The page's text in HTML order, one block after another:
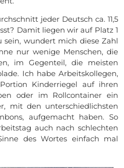
jeder Deutsch ca. 11,5
Damit liegen wir auf Platz 1
sein, wundert mich diese Zahl
nur wenige Menschen, die
im Gegenteil, die meisten
Ich habe Arbeitskollegen,
Kinderriegel auf ihren
oder im Rollcontainer ein
mit den unterschiedlichsten
aufgemacht haben. So
auch nach schlechten
des Wortes einfach mal